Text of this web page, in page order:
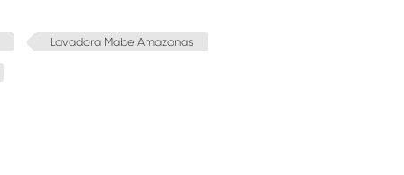
Lavadora Mabe Amazonas